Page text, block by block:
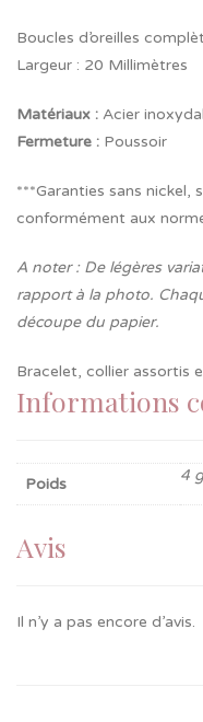
Boucles d’oreilles
Largeur : 20 Millimètres
Matériaux : Acier
Fermeture : Poussoir
***Garanties sans nickel,
conformément aux
A noter : De légères
rapport à la photo.
découpe du papier.
Bracelet, collier assortis
Informations
Poids 4 g
Avis
Il n’y a pas encore d’avis.